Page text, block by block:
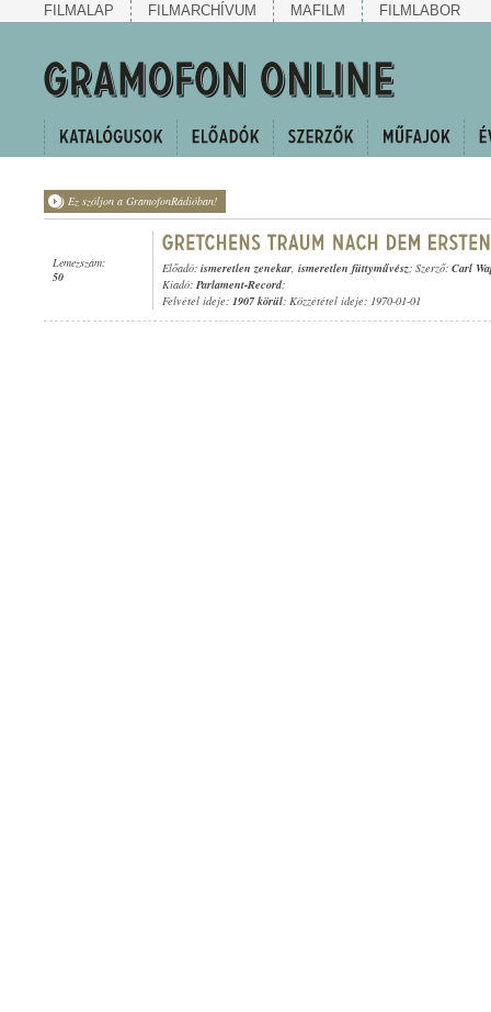
FILMALAP FILMARCHÍVUM MAFILM FILMLABOR
Ez szóljon a GramofonRádióban!
Lemezszám:
50
Előadó: ismeretlen zenekar, ismeretlen füttyművész; Szerző: Carl
Kiadó: Parlament-Record;
Felvétel ideje: 1907 körül; Közzététel ideje: 1970-01-01